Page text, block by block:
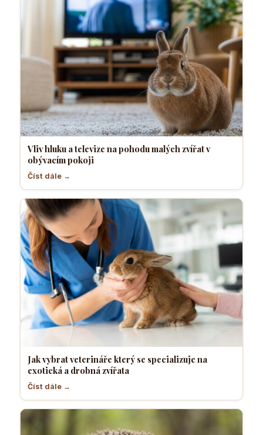
Vliv hluku a televize na pohodu malých zvířat v
obývacím pokoji
Číst dále →
Jak vybrat veterináře který se specializuje na
exotická a drobná zvířata
Číst dále →